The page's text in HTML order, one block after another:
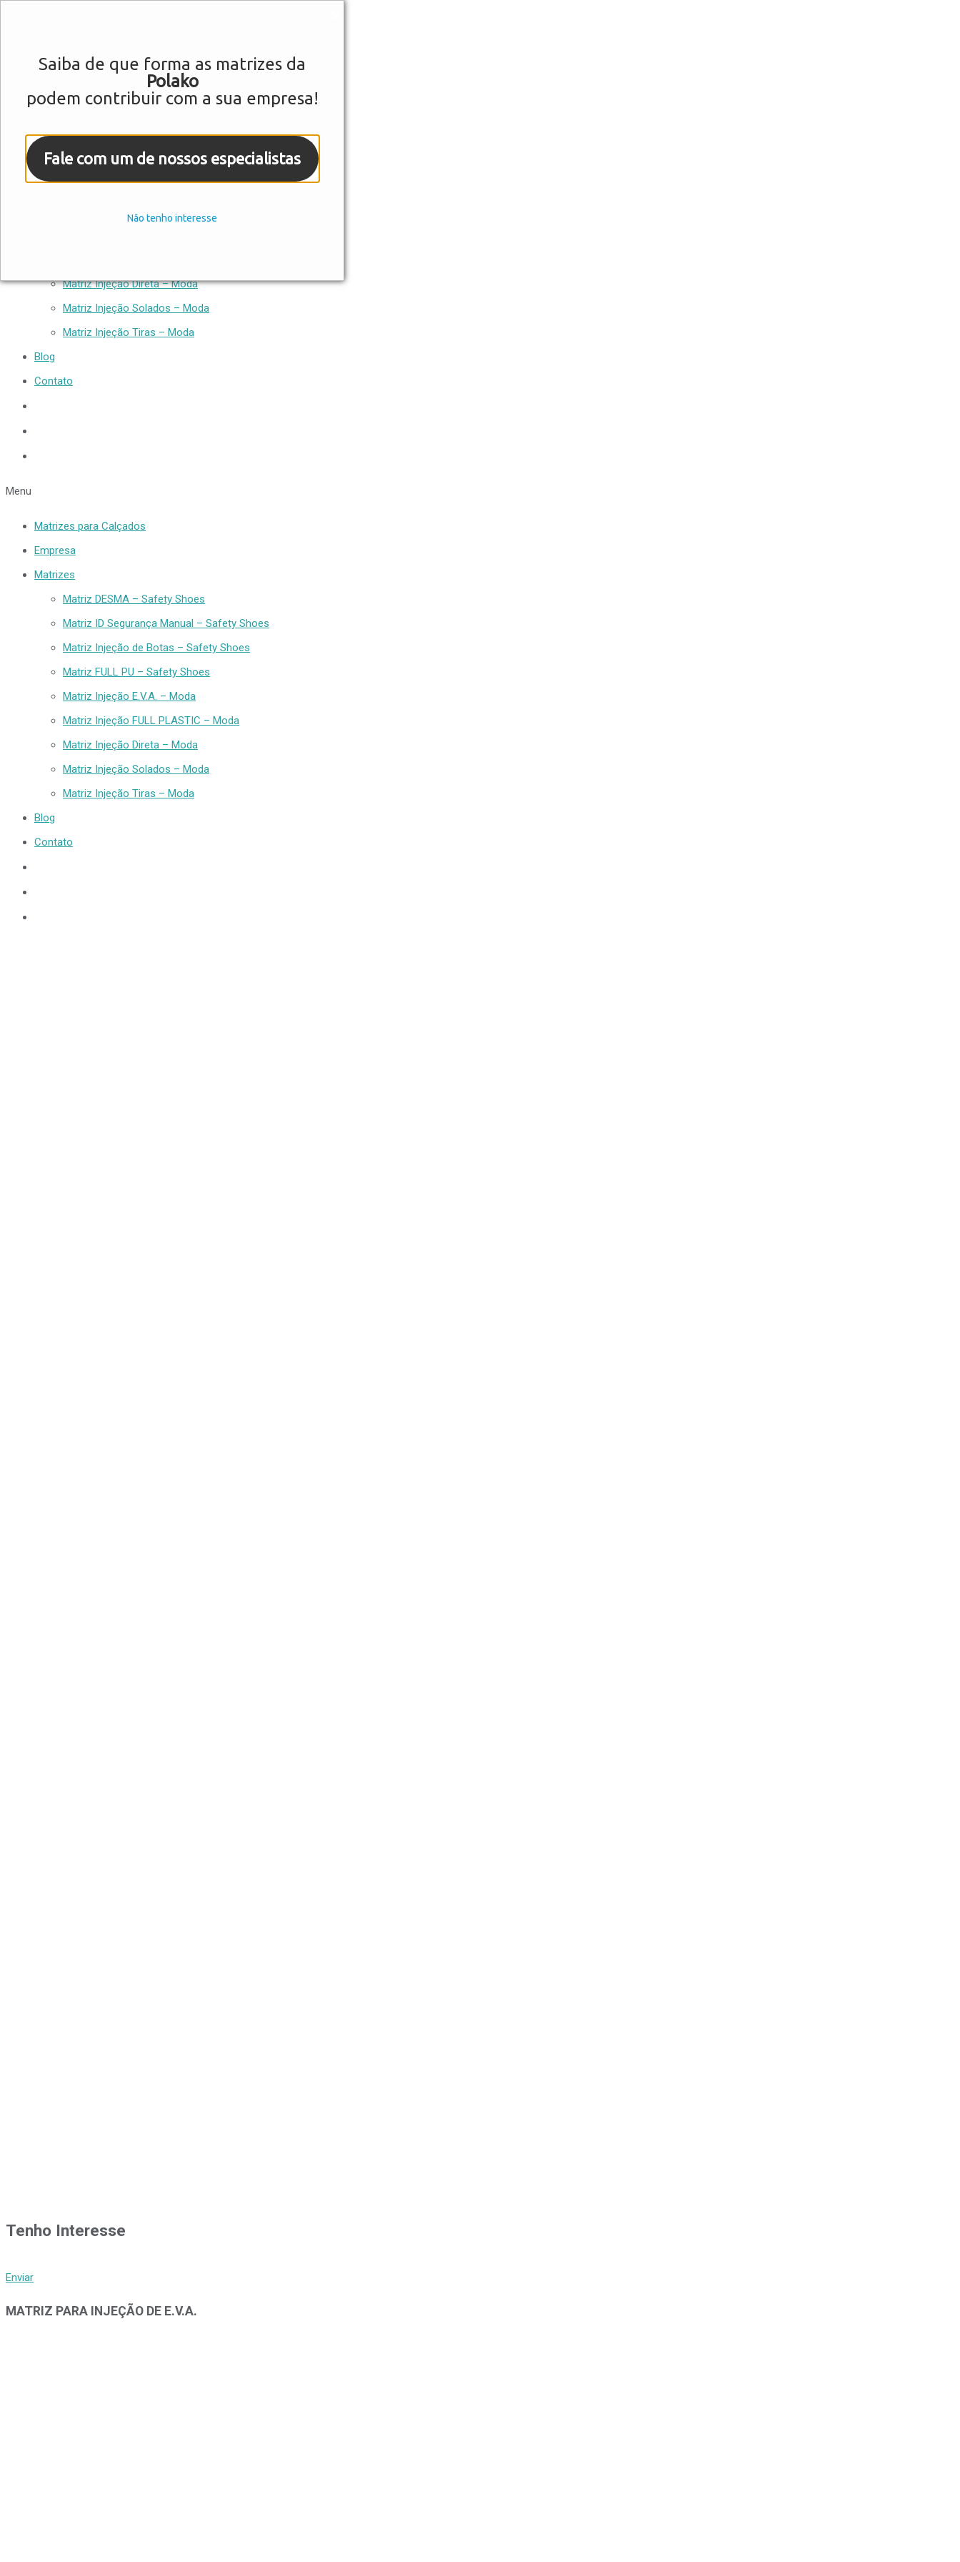
Saiba de que forma as matrizes da
Polako
podem contribuir com a sua empresa!
Fale com um de nossos especialistas
Não tenho interesse
Matrizes para Calçados
Empresa
Matriz DESMA – Safety Shoes
Matriz ID Segurança Manual – Safety Shoes
Matriz Injeção de Botas – Safety Shoes
Matriz FULL PU – Safety Shoes
Matriz Injeção Direta – Moda
Matriz Injeção Solados – Moda
Matriz Injeção Tiras – Moda
Blog
Contato
Menu
Matrizes para Calçados
Empresa
Matrizes
Matriz DESMA – Safety Shoes
Matriz ID Segurança Manual – Safety Shoes
Matriz Injeção de Botas – Safety Shoes
Matriz FULL PU – Safety Shoes
Matriz Injeção E.V.A. – Moda
Matriz Injeção FULL PLASTIC – Moda
Matriz Injeção Direta – Moda
Matriz Injeção Solados – Moda
Matriz Injeção Tiras – Moda
Blog
Contato
Tenho Interesse
Enviar
MATRIZ PARA INJEÇÃO DE E.V.A.